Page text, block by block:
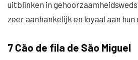
uitblinken in
zeer aanhankelijk en loyaal aan hun
7 Cão de fila de São Miguel